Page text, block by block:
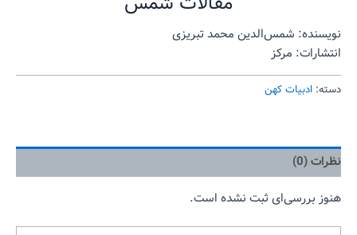
نویسنده: شمس‌الدین محمد تبریزی
انتشارات: مرکز
دسته: ادبیات کهن
نظرات (0)
هنوز بررسی‌ای ثبت نشده است.